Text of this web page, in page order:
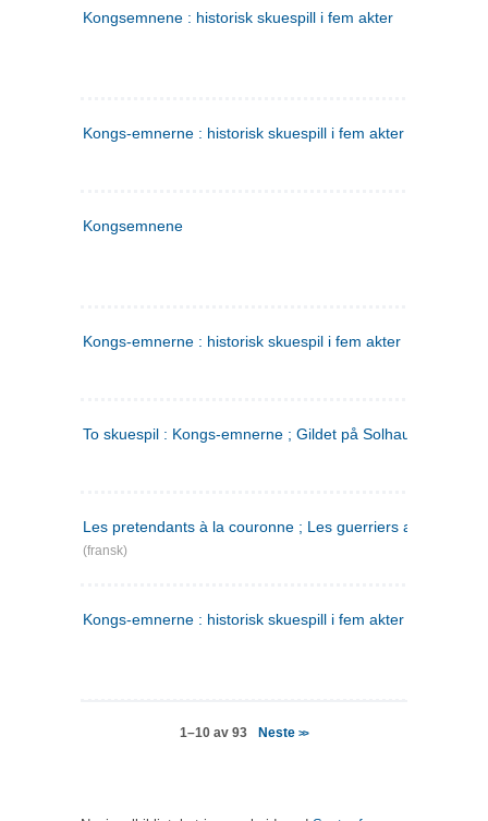
Kongsemnene : historisk skuespill i fem akter
Kongs-emnerne : historisk skuespill i fem akter
Kongsemnene
Kongs-emnerne : historisk skuespil i fem akter
To skuespil : Kongs-emnerne ; Gildet på Solhaug
Les pretendants à la couronne ; Les guerriers a Helgeland
(fransk)
Kongs-emnerne : historisk skuespill i fem akter
1–10 av 93 Neste>>